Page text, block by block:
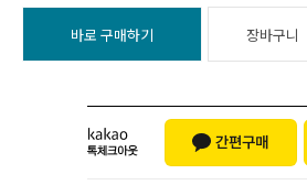
바로 구매하기 장바구니